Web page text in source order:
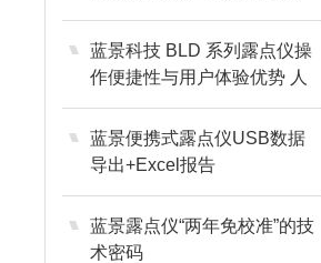
视化
蓝景科技 BLD 系列露点仪操
作便捷性与用户体验优势 人
性化设计
蓝景便携式露点仪USB数据
导出+Excel报告
蓝景露点仪“两年免校准”的技
术密码